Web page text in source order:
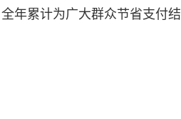
累计为广大群众节省支付结